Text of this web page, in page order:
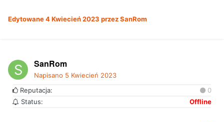
Edytowane4 Kwiecień 2023 przez SanRom
SanRom
Napisano 5 Kwiecień 2023
Reputacja:
0
Status:
Offline